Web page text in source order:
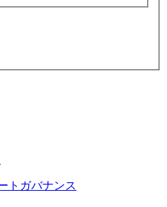
トガバナンス